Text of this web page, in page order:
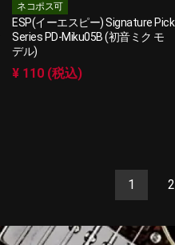
ネコポス可
ESP(イーエスピー) Signature Pick
Series PD-Miku05B (初音ミク モ
デル)
¥ 110 (税込)
1 2